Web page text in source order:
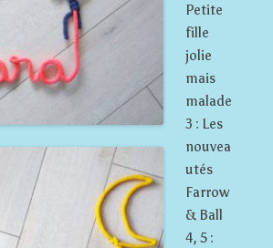
Petite
fille
jolie
mais
malade
3 : Les
nouvea
utés
Farrow
& Ball
4, 5 :